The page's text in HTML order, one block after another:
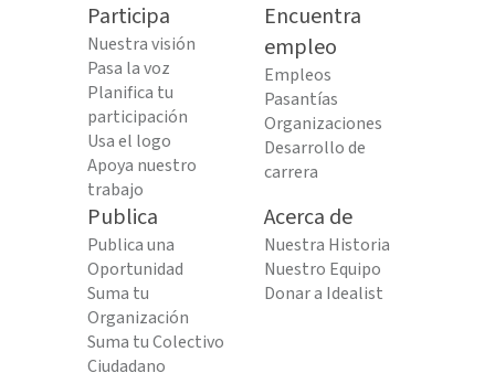
Participa
Nuestra visión
Pasa la voz
Planifica tu
participación
Usa el logo
Apoya nuestro
trabajo
Encuentra
empleo
Empleos
Pasantías
Organizaciones
Desarrollo de
carrera
Publica
Publica una
Oportunidad
Suma tu
Organización
Suma tu Colectivo
Ciudadano
Acerca de
Nuestra Historia
Nuestro Equipo
Donar a Idealist